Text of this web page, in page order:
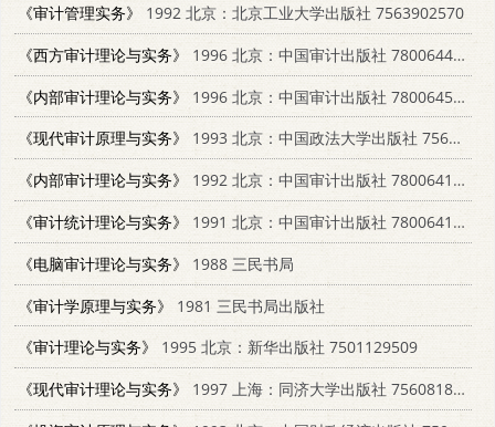
《审计管理实务》
1992 北京：北京工业大学出版社 7563902570
《西方审计理论与实务》
1996 北京：中国审计出版社 7800644154
《内部审计理论与实务》
1996 北京：中国审计出版社 7800645169
《现代审计原理与实务》
1993 北京：中国政法大学出版社 7562010129
《内部审计理论与实务》
1992 北京：中国审计出版社 7800641821
《审计统计理论与实务》
1991 北京：中国审计出版社 780064121X
《电脑审计理论与实务》
1988 三民书局
《审计学原理与实务》
1981 三民书局出版社
《审计理论与实务》
1995 北京：新华出版社 7501129509
《现代审计理论与实务》
1997 上海：同济大学出版社 7560818072